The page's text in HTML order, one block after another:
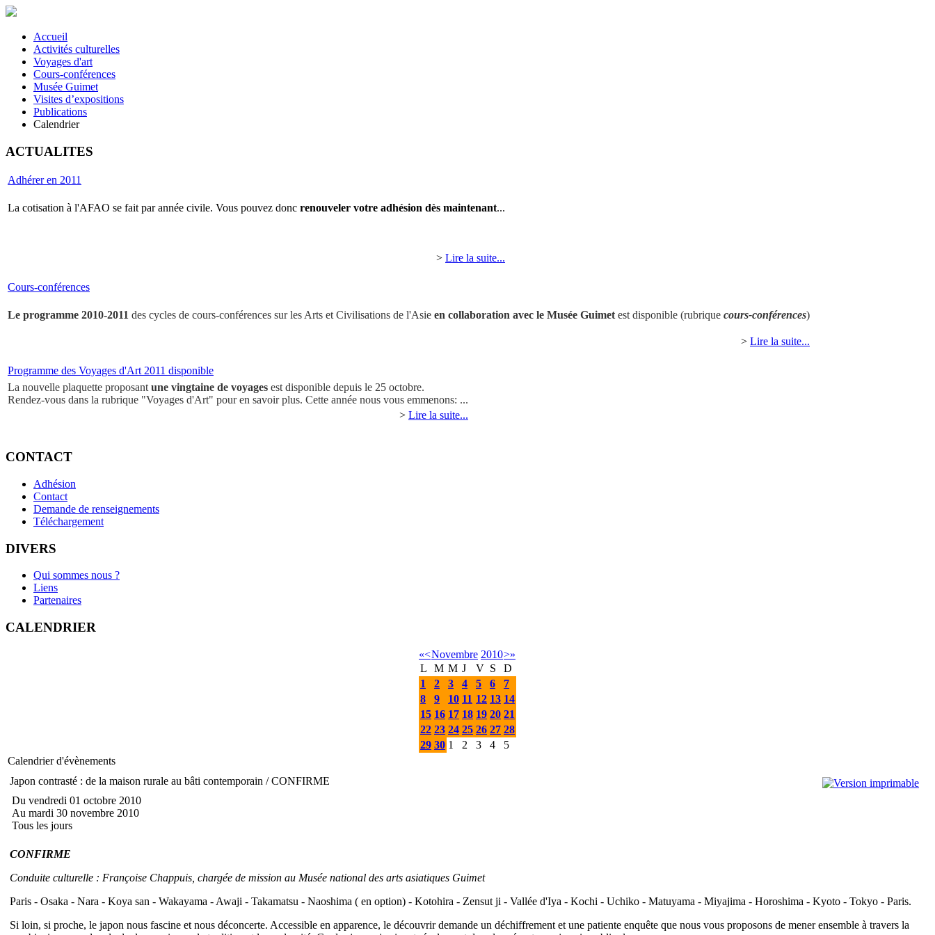
Accueil
Activités culturelles
Voyages d'art
Cours-conférences
Musée Guimet
Visites d’expositions
Publications
Calendrier
ACTUALITES
Adhérer en 2011
La cotisation à l'AFAO se fait par année civile. Vous pouvez donc renouveler votre adhésion dès maintenant...
> Lire la suite...
Cours-conférences
Le programme 2010-2011 des cycles de cours-conférences sur les Arts et Civilisations de l'Asie en collaboration avec le Musée Guimetest disponible (rubrique cours-conférences)
> Lire la suite...
Programme des Voyages d'Art 2011 disponible
La nouvelle plaquette proposantune vingtaine de voyages est disponible depuis le 25 octobre.
Rendez-vous dans la rubrique "Voyages d'Art" pour en savoir plus. Cette année nous vous emmenons: ...
> Lire la suite...
CONTACT
Adhésion
Contact
Demande de renseignements
Téléchargement
DIVERS
Qui sommes nous ?
Liens
Partenaires
CALENDRIER
«<Novembre 2010>»
L
M M J V S
D
1
2 3 4 5 6
7
8
9 10 11 12 13 14
15 16 17 18 19 20 21
22 23 24 25 26 27 28
29 30 1 2 3 4
5
Calendrier d'évènements
Japon contrasté : de la maison rurale au bâti contemporain / CONFIRME
Du vendredi 01 octobre 2010
Au mardi 30 novembre 2010
Tous les jours
CONFIRME
Conduite culturelle : Françoise Chappuis, chargée de mission au Musée national des arts asiatiques Guimet
Paris - Osaka - Nara - Koya san - Wakayama - Awaji - Takamatsu - Naoshima ( en option) - Kotohira - Zensut ji - Vallée d'Iya - Kochi - Uchiko - Matuyama - Miyajima - Horoshima - Kyoto - Tokyo - Paris.
Si loin, si proche, le japon nous fascine et nous déconcerte. Accessible en apparence, le découvrir demande un déchiffrement et une patiente enquête que nous vous proposons de mener ensemble à travers la